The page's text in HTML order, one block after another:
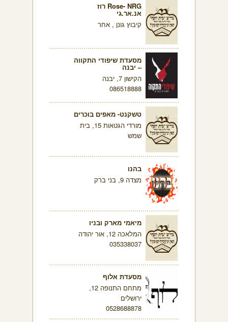
Rose- NRG רוז
אנ.אר.גי
קיבוץ גונן , אחר
מסעדת שיפודי התקווה
– יבנה
הקישון 7, יבנה
086518888
טשקנט- מאפים בוכרים
מורדי הגטאות 15, בית
שמש
בהנו
מצדה 9, בני ברק
מיאמי מארק ובניו
המלאכה 12, אור יהודה
035338037
מסעדת אלוף
מתחם התנופה 12,
ירושלים
0528688878